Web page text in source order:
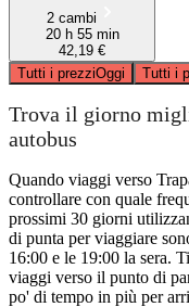
2 cambi
20 h 55 min
42,19 €
Tutti i prezziOggi Tutti i
Trova il giorno
autobus
Quando viaggi verso
controllare con quale
prossimi 30 giorni
di punta per viaggiare
16:00 e le 19:00 la sera.
viaggi verso il punto di
po' di tempo in più per